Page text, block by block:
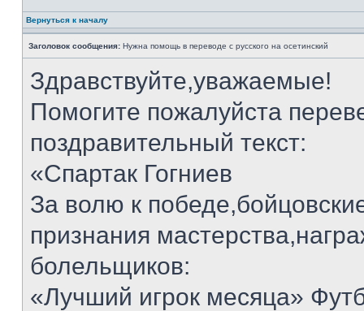
Вернуться к началу
Заголовок сообщения: Нужна помощь в переводе с русского на осетинский
Здравствуйте,уважаемые!
Помогите пожалуйста
поздравительный текст:
«Спартак Гогниев
За волю к
признания
болельщиков:
«Лучший игрок месяца»